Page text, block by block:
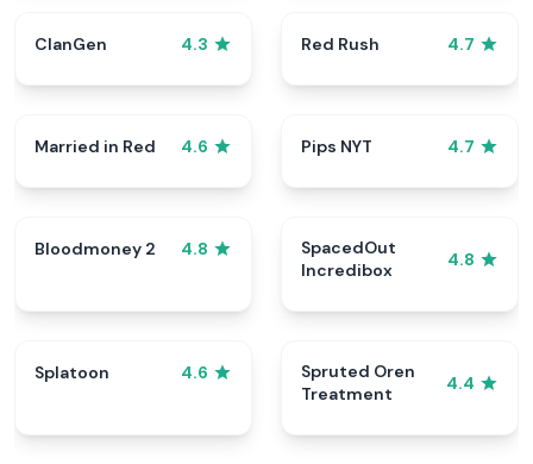
ClanGen 4.3 Red Rush 4.7
Married in Red 4.6 Pips NYT 4.7
Bloodmoney 2 4.8
SpacedOut
Incredibox
4.8
Splatoon 4.6
Spruted Oren
Treatment
4.4